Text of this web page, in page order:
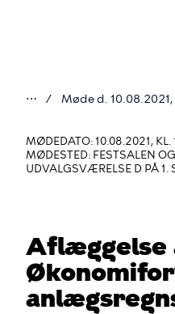
er
her
⋯ Møde d. 10.08.2021,
MØDEDATO: 10.08.2021, KL.
MØDESTED: FESTSALEN
UDVALGSVÆRELSE D PÅ 1.
Aflæggelse